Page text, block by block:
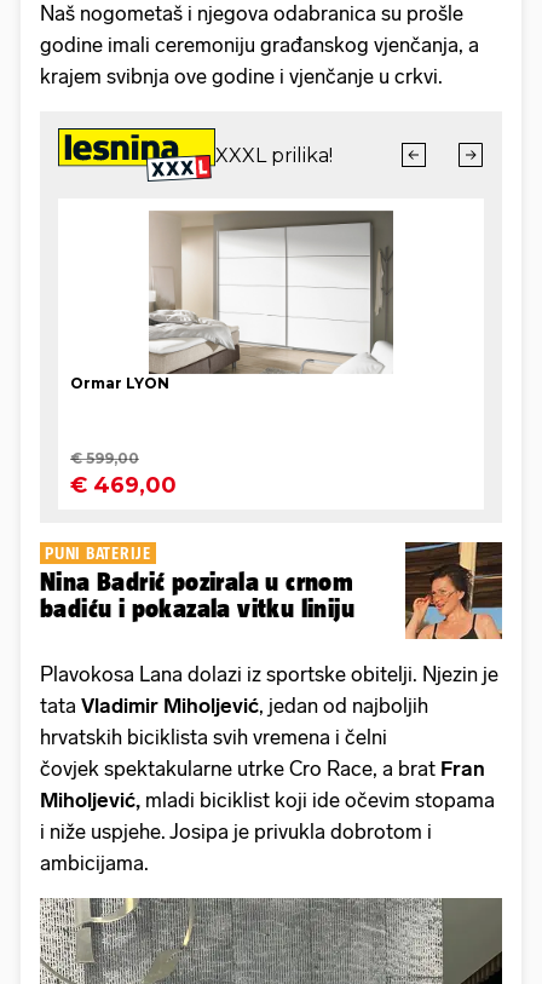
Naš nogometaš i njegova odabranica su prošle
godine imali ceremoniju građanskog vjenčanja, a
krajem svibnja ove godine i vjenčanje u crkvi.
PUNI BATERIJE
Nina Badrić pozirala u crnom
badiću i pokazala vitku liniju
Plavokosa Lana dolazi iz sportske obitelji. Njezin je
tata Vladimir Miholjević, jedan od najboljih
hrvatskih biciklista svih vremena i čelni
čovjek spektakularne utrke Cro Race, a brat Fran
Miholjević, mladi biciklist koji ide očevim stopama
i niže uspjehe. Josipa je privukla dobrotom i
ambicijama.